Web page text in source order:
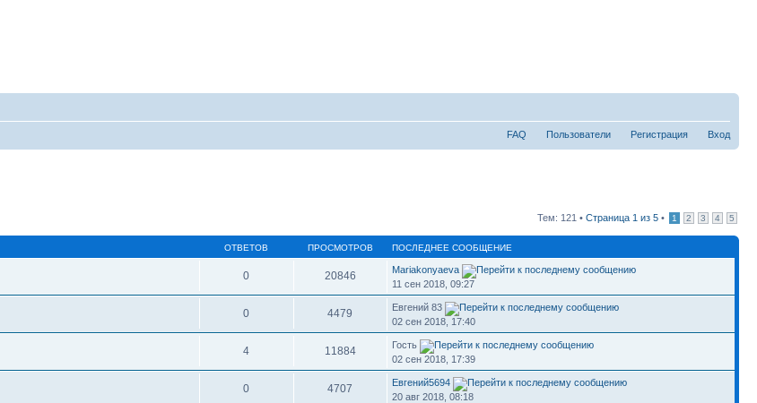
FAQ Пользователи Регистрация Вход
Тем: 121 • Страница 1 из 5 • 1 2 3 4 5
ОТВЕТОВ ПРОСМОТРОВ ПОСЛЕДНЕЕ СООБЩЕНИЕ
0 20846
Mariakonyaeva
11 сен 2018, 09:27
0 4479
Евгений 83
02 сен 2018, 17:40
4 11884
Гость
02 сен 2018, 17:39
0 4707
Евгений5694
20 авг 2018, 08:18